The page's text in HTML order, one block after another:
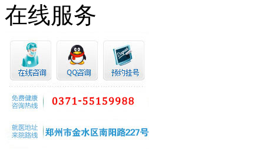
在线服务